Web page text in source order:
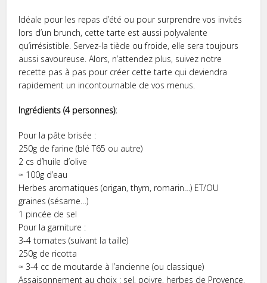
Idéale pour les repas d’été ou pour surprendre vos invités
lors d’un brunch, cette tarte est aussi polyvalente
qu’irrésistible. Servez-la tiède ou froide, elle sera toujours
aussi savoureuse. Alors, n’attendez plus, suivez notre
recette pas à pas pour créer cette tarte qui deviendra
rapidement un incontournable de vos menus.
Ingrédients (4 personnes):
Pour la pâte brisée :
250g de farine (blé T65 ou autre)
2 cs d’huile d’olive
≈ 100g d’eau
Herbes aromatiques (origan, thym, romarin…) ET/OU
graines (sésame…)
1 pincée de sel
Pour la garniture :
3-4 tomates (suivant la taille)
250g de ricotta
≈ 3-4 cc de moutarde à l’ancienne (ou classique)
Assaisonnement au choix : sel, poivre, herbes de Provence,